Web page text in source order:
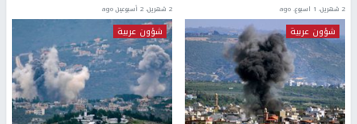
2 شهرين، 1 اسبوع. ago 2 شهرين، 2 أسبوعين ago
شؤون عربية شؤون عربية